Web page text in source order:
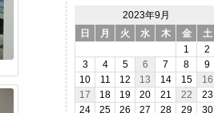
2023年9月
日
月 火 水 木 金 土
1
2
3
4 5 6 7 8
9
10
11 12 13 14 15
16
17
18 19 20 21 22
23
24
25 26 27 28 29 30